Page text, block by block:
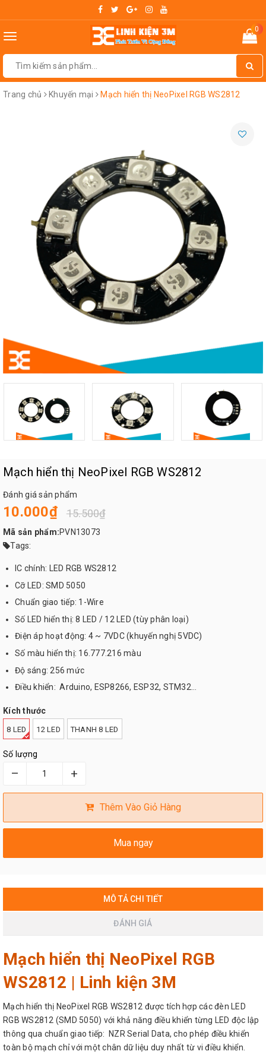
Toggle
0
Trang chủ Khuyến mại Mạch hiển thị NeoPixel RGB WS2812
Mạch hiển thị NeoPixel RGB WS2812
Đánh giá sản phẩm
10.000₫ 15.500₫
Mã sản phẩm:PVN13073
Tags:
IC chính: LED RGB WS2812
Cỡ LED: SMD 5050
Chuẩn giao tiếp: 1-Wire
Số LED hiển thị: 8 LED / 12 LED (tùy phân loại)
Điện áp hoạt động: 4 ~ 7VDC (khuyến nghị 5VDC)
Số màu hiển thị: 16.777.216 màu
Độ sáng: 256 mức
Điều khiển: Arduino, ESP8266, ESP32, STM32…
Kích thước
8 LED 12 LED THANH 8 LED
Số lượng
– +
Thêm Vào Giỏ Hàng
Mua ngay
MÔ TẢ CHI TIẾT
ĐÁNH GIÁ
Mạch hiển thị NeoPixel RGB
WS2812 | Linh kiện 3M
Mạch hiển thị NeoPixel RGB WS2812 được tích hợp các đèn LED
RGB WS2812 (SMD 5050) với khả năng điều khiển từng LED độc lập
thông qua chuẩn giao tiếp: NZR Serial Data, cho phép điều khiển
toàn bộ mạch chỉ với một chân dữ liệu duy nhất từ vi điều khiển.